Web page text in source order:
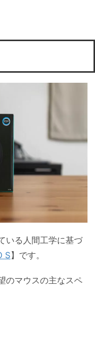
いる人間工学に基づ
S】です。
のマウスの主なスペ